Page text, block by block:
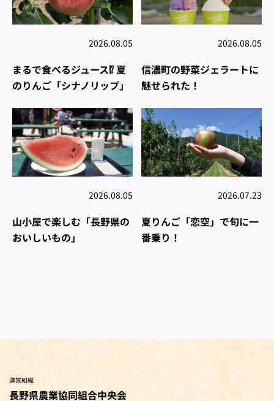
2026.08.05
まるで食べるジュース⁉︎ 夏
のりんご「シナノリップ」
2026.08.05
信濃町の野菜ジェラートに
魅せられた！
2026.08.05
山小屋で楽しむ「長野県の
おいしいもの」
2026.07.23
夏りんご「恋空」で旬に一
番乗り！
運営組織
長野県農業協同組合中央会